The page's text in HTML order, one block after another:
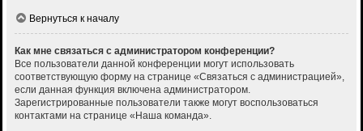
Вернуться к началу
Как мне связаться с администратором конференции?
Все пользователи данной конференции могут использовать
соответствующую форму на странице «Связаться с администрацией»,
если данная функция включена администратором.
Зарегистрированные пользователи также могут воспользоваться
контактами на странице «Наша команда».